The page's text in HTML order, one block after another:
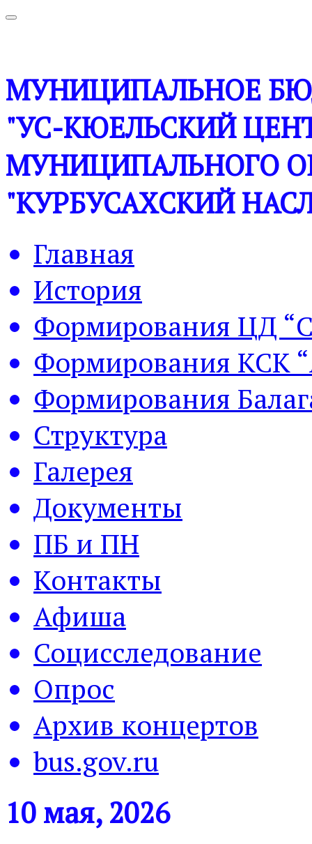
МУНИЦИПАЛЬНОЕ
"УС-КЮЕЛЬСКИЙ
МУНИЦИПАЛЬНОГО
"КУРБУСАХСКИЙ
Главная
История
Формирования ЦД
Формирования КСК
Формирования
Структура
Галерея
Документы
ПБ и ПН
Контакты
Афиша
Социсследование
Опрос
Архив концертов
bus.gov.ru
10 мая, 2026